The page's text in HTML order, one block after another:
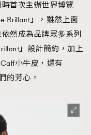
首次主辦世界博覽
Brillant」，雖然上面
然成為品牌眾多系列
」設計簡約，加上
小牛皮，還有
的芳心。